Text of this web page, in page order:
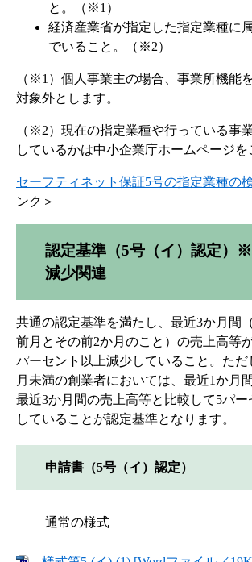
と。（※1）
経済産業省が指定した指定業種に
でいること。（※2）
（※1）個人事業主の場合、事業所機能
対象外とします。
（※2）現在の指定業種や行っている事
しているかは中小企業庁ホームページを
セーフティネット保証5号の指定業種の
ンク＞
認定基準（5号（イ）認定）
減少関連
共通の認定基準を満たし、最近3か月間
前月とその前2か月のこと）の売上高等
パーセント以上減少していること。ただ
月未満の創業者においては、最近1か月
最近3か月間の売上高等と比較して5パ
していることが認定基準となります。
申請書（5号（イ）認定）
通常の様式